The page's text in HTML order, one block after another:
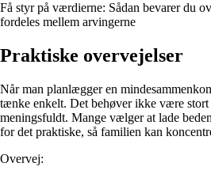
Få styr på værdierne: Sådan bevarer du
fordeles mellem arvingerne
Praktiske overvejelser
Når man planlægger en
tænke enkelt. Det behøver ikke være
meningsfuldt. Mange vælger at lade
for det praktiske, så familien kan
Overvej: